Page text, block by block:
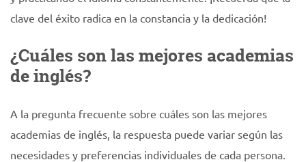
clave del éxito radica en la constancia y la dedicación!
¿Cuáles son las mejores academias
de inglés?
A la pregunta frecuente sobre cuáles son las mejores
academias de inglés, la respuesta puede variar según las
necesidades y preferencias individuales de cada persona.